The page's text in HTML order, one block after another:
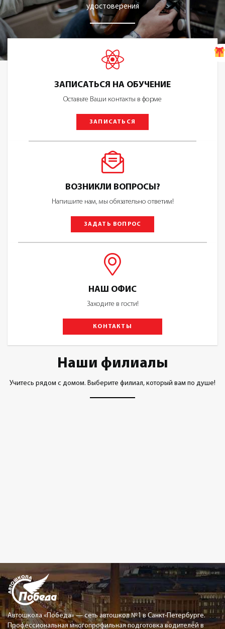
удостоверения
ЗАПИСАТЬСЯ НА ОБУЧЕНИЕ
Оставьте Ваши контакты в форме
ЗАПИСАТЬСЯ
ВОЗНИКЛИ ВОПРОСЫ?
Напишите нам, мы обязательно ответим!
ЗАДАТЬ ВОПРОС
НАШ ОФИС
Заходите в гости!
КОНТАКТЫ
Наши филиалы
Учитесь рядом с домом. Выберите филиал, который вам по душе!
Автошкола «Победа» — сеть автошкол №1 в Санкт-Петербурге.
Профессиональная многопрофильная подготовка водителей в